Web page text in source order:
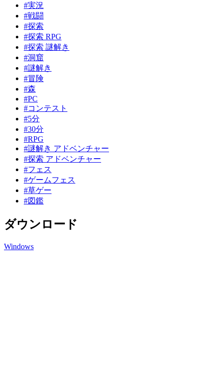
#実況
#戦闘
#探索
#探索 RPG
#探索 謎解き
#洞窟
#謎解き
#冒険
#森
#PC
#コンテスト
#5分
#30分
#RPG
#謎解き アドベンチャー
#探索 アドベンチャー
#フェス
#ゲームフェス
#草ゲー
#図鑑
ダウンロード
Windows